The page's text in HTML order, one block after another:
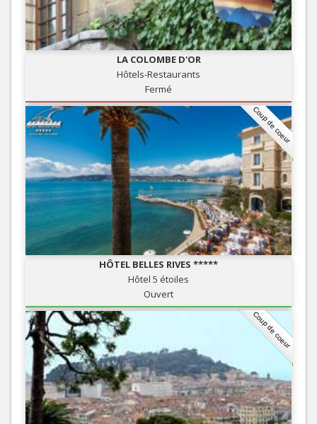
LA COLOMBE D'OR
Hôtels-Restaurants
Fermé
Coup de coeur
HÔTEL BELLES RIVES *****
Hôtel 5 étoiles
Ouvert
Coup de coeur